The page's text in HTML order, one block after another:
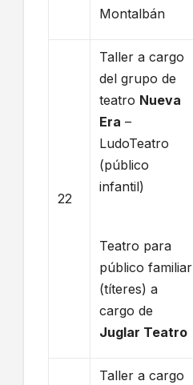
Montalbán
22
Taller a cargo
del grupo de
teatro Nueva
Era –
LudoTeatro
(público
infantil)
Teatro para
público familiar
(títeres) a
cargo de
Juglar Teatro
Taller a cargo